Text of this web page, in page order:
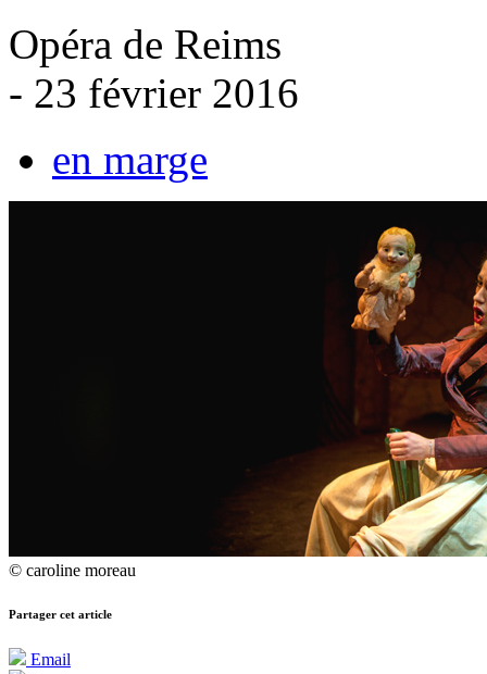
Opéra de Reims
- 23 février 2016
en marge
© caroline moreau
Partager cet article
Email